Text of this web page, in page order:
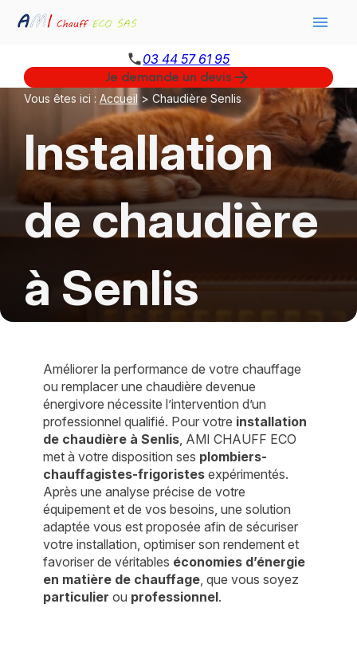
menu
phone03 44 57 61 95
Je demande un devis arrow_forward
Vous êtes ici : Accueil > Chaudière Senlis
Installation
de chaudière
à Senlis
Améliorer la performance de votre chauffage
ou remplacer une chaudière devenue
énergivore nécessite l’intervention d’un
professionnel qualifié. Pour votre installation
de chaudière à Senlis, AMI CHAUFF ECO
met à votre disposition ses plombiers-
chauffagistes-frigoristesexpérimentés.
Après une analyse précise de votre
équipement et de vos besoins, une solution
adaptée vous est proposée afin de sécuriser
votre installation, optimiser son rendement et
favoriser de véritables économies d’énergie
en matière de chauffage, que vous soyez
particulier ou professionnel.